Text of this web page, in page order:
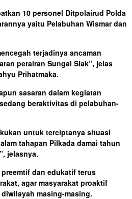
10 personel Ditpolairud Polda
yaitu Pelabuhan Wismar dan
terjadinya ancaman
perairan Sungai Siak”, jelas
Prihatmaka.
sasaran dalam kegiatan
beraktivitas di pelabuhan-
untuk terciptanya situasi
tahapan Pilkada damai tahun
jelasnya.
dan edukatif terus
agar masyarakat proaktif
masing-masing.